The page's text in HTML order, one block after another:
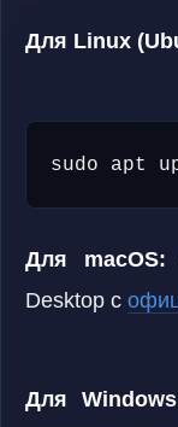
Для Linux
sudo apt
Для macOS:
Desktop с
Для